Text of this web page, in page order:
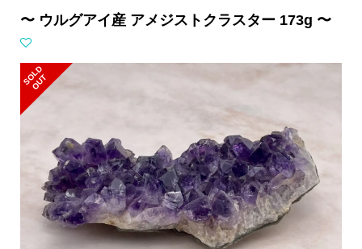
〜 ウルグアイ産 アメジストクラスター 173g 〜
S
O
L
D
O
U
T